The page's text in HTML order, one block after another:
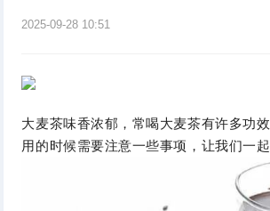
2025-09-28 10:51
大麦茶味香浓郁，常喝大麦茶有许多功
用的时候需要注意一些事项，让我们一起